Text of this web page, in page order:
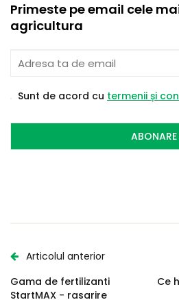
Primeste pe email cele
agricultura
Sunt de acord cu termenii și
ABONARE
Articolul anterior
Gama de fertilizanti
StartMAX - rasarire
Ce